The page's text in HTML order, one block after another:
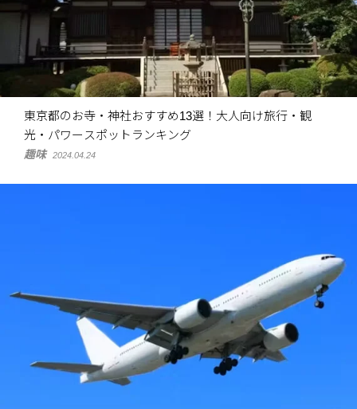
東京都のお寺・神社おすすめ13選！大人向け旅行・観
光・パワースポットランキング
趣味 2024.04.24